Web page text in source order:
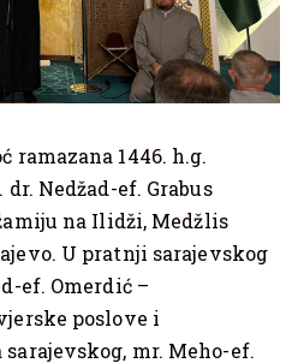
ramazana 1446. h.g.
Nedžad-ef. Grabus
na Ilidži, Medžlis
U pratnji sarajevskog
ef. Omerdić –
poslove i
mr. Meho-ef.